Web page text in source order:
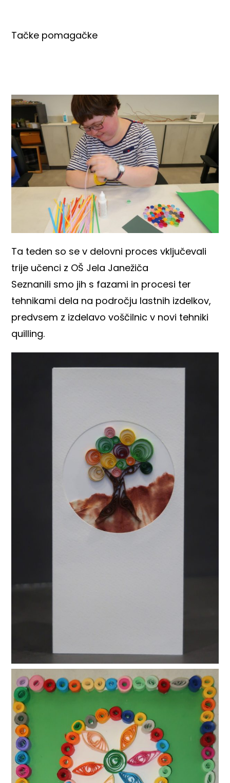
Tačke pomagačke
Ta teden so se v delovni proces vključevali
trije učenci z OŠ Jela Janežiča
Seznanili smo jih s fazami in procesi ter
tehnikami dela na področju lastnih izdelkov,
predvsem z izdelavo voščilnic v novi tehniki
quilling.